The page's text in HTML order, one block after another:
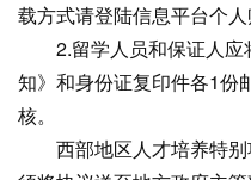
载方式请登陆信息平台个人
2.留学人员和保证人
知》和身份证复印件各1份
核。
西部地区人才培养特